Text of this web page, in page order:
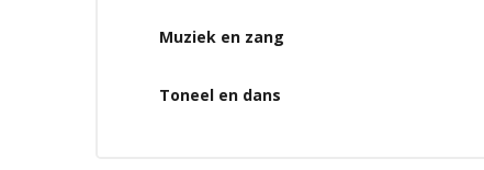
Muziek en zang
Toneel en dans